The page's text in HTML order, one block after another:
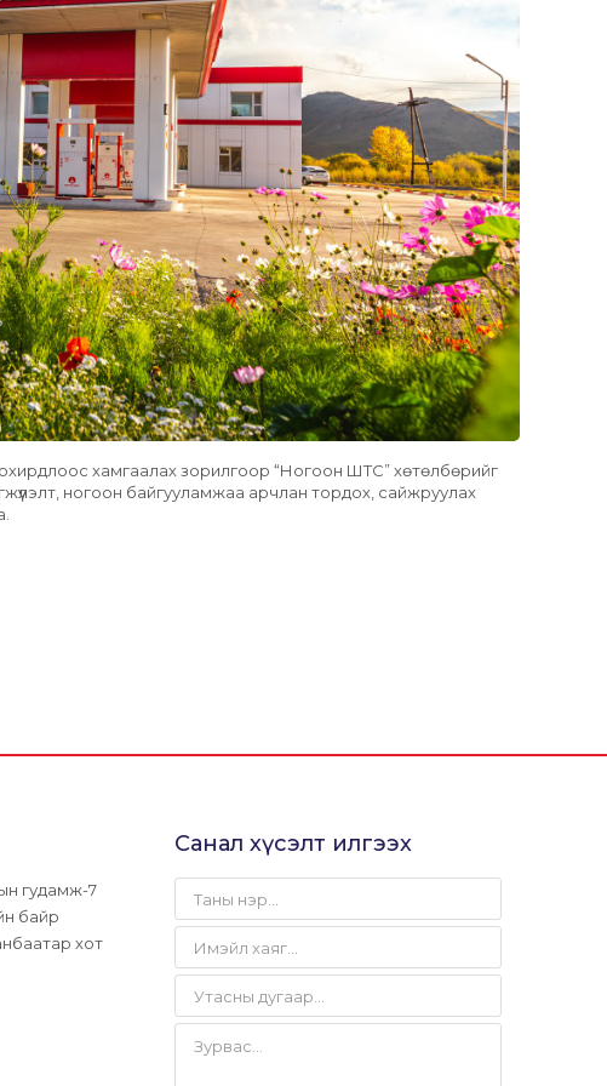
хамгаалах зорилгоор “Ногоон ШТС” хөтөлбөрийг
ногоон байгууламжаа арчлан тордох, сайжруулах
гудамж-7
байр
хот
Санал хүсэлт илгээх